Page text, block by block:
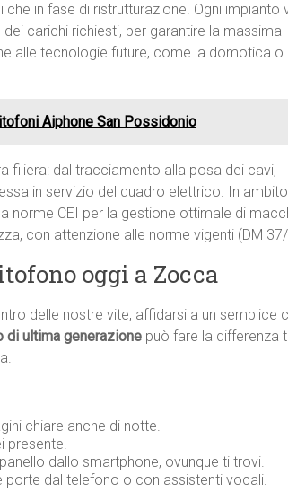
in fase di ristrutturazione. Ogni impianto
carichi richiesti, per garantire la massima
alle tecnologie future, come la domotica o
Aiphone San Possidonio
filiera: dal tracciamento alla posa dei cavi,
in servizio del quadro elettrico. In ambito
norme CEI per la gestione ottimale di
con attenzione alle norme vigenti (DM
oggi a Zocca
delle nostre vite, affidarsi a un semplice
di ultima generazione può fare la differenza
chiare anche di notte.
presente.
dallo smartphone, ovunque ti trovi.
porte dal telefono o con assistenti vocali.